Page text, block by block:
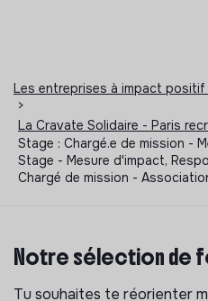
Les entreprises à impact
>
La Cravate Solidaire - Paris
Stage : Chargé.e de mission -
Stage - Mesure d'impact,
Chargé de mission -
Notre sélection de
Tu souhaites te réorienter